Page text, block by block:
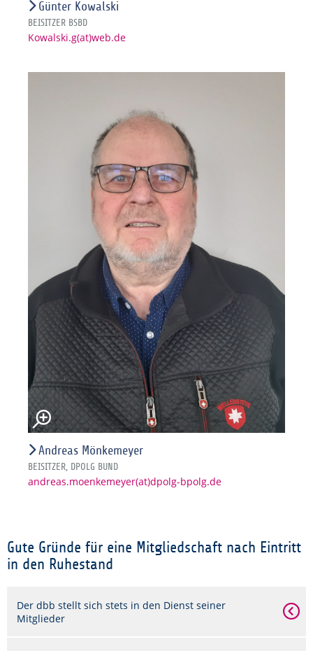
Günter Kowalski
BEISITZER BSBD
Kowalski.g(at)web.de
Andreas Mönkemeyer
BEISITZER, DPOLG BUND
andreas.moenkemeyer(at)dpolg-bpolg.de
Gute Gründe für eine Mitgliedschaft nach Eintritt
in den Ruhestand
Der dbb stellt sich stets in den Dienst seiner
Mitglieder